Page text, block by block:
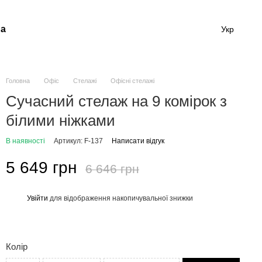
Укр
Головна Офіс Стелажі Офісні стелажі
Сучасний стелаж на 9 комірок з
білими ніжками
В наявності Артикул: F-137 Написати відгук
5 649 грн 6 646 грн
Увійти для відображення накопичувальної знижки
Колір